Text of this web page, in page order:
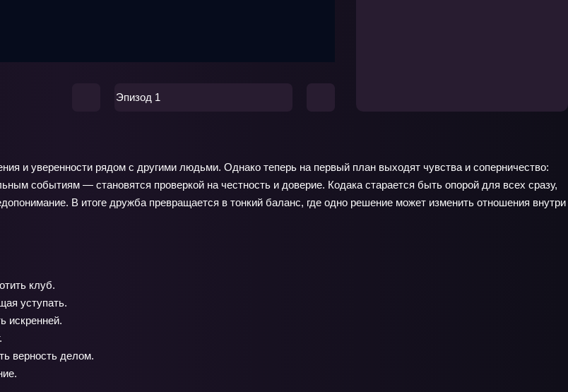
Эпизод 1
и уверенности рядом с другими людьми. Однако теперь на первый план выходят чувства и соперничество:
событиям — становятся проверкой на честность и доверие. Кодака старается быть опорой для всех сразу,
В итоге дружба превращается в тонкий баланс, где одно решение может изменить отношения внутри
клуб.
уступать.
искренней.
верность делом.